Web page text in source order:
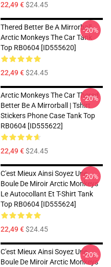
22,49 €$24.45
Thered Better Be A Mirrorball
Arctic Monkeys The Car Tank
Top RB0604 [ID555620]
22,49 €$24.45
-20%
Arctic Monkeys The Car Thered
Better Be A Mirrorball | Tshirt
Stickers Phone Case Tank Top
RB0604 [ID555622]
22,49 €$24.45
-20%
C'est Mieux Ainsi Soyez Une
Boule De Miroir Arctic Monkeys
Le Autocollant Et T-Shirt Tank
Top RB0604 [ID555624]
22,49 €$24.45
-20%
C'est Mieux Ainsi Soyez Une
Boule De Miroir Arctic Monkeys
-20%